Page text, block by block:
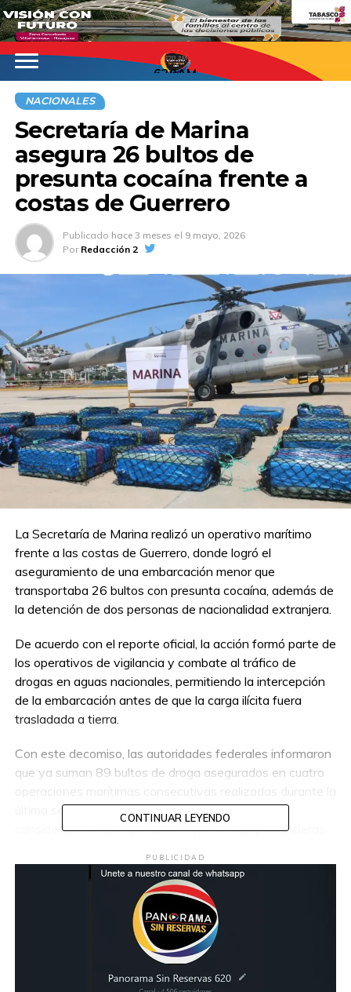
620AM
NACIONALES
Secretaría de Marina
asegura 26 bultos de
presunta cocaína frente a
costas de Guerrero
Publicado hace 3 meses el 9 mayo, 2026
Por Redacción 2
La Secretaría de Marina realizó un operativo marítimo
frente a las costas de Guerrero, donde logró el
aseguramiento de una embarcación menor que
transportaba 26 bultos con presunta cocaína, además de
la detención de dos personas de nacionalidad extranjera.
De acuerdo con el reporte oficial, la acción formó parte de
los operativos de vigilancia y combate al tráfico de
drogas en aguas nacionales, permitiendo la intercepción
de la embarcación antes de que la carga ilícita fuera
trasladada a tierra.
Con este decomiso, las autoridades federales informaron
que ya suman 89 bultos de droga asegurados en cuatro
última semana, representando una afectación
considerable a las capacidades operativas y financieras
Las dos personas detenidas, junto con la droga y la
embarcación asegurada, quedaron a disposición de las
autoridades competentes para continuar con las
investigaciones correspondientes.
CONTINUAR LEYENDO
PUBLICIDAD